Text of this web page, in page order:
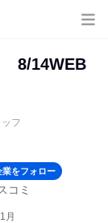
8/14WEB
フ
業をフォロー
コミ
月